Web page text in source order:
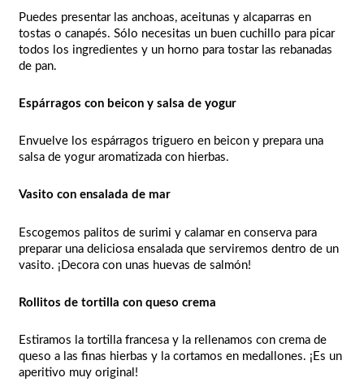
Puedes presentar las anchoas, aceitunas y alcaparras en
tostas o canapés. Sólo necesitas un buen cuchillo para picar
todos los ingredientes y un horno para tostar las rebanadas
de pan.
Espárragos con beicon y salsa de yogur
Envuelve los espárragos triguero en beicon y prepara una
salsa de yogur aromatizada con hierbas.
Vasito con ensalada de mar
Escogemos palitos de surimi y calamar en conserva para
preparar una deliciosa ensalada que serviremos dentro de un
vasito. ¡Decora con unas huevas de salmón!
Rollitos de tortilla con queso crema
Estiramos la tortilla francesa y la rellenamos con crema de
queso a las finas hierbas y la cortamos en medallones. ¡Es un
aperitivo muy original!